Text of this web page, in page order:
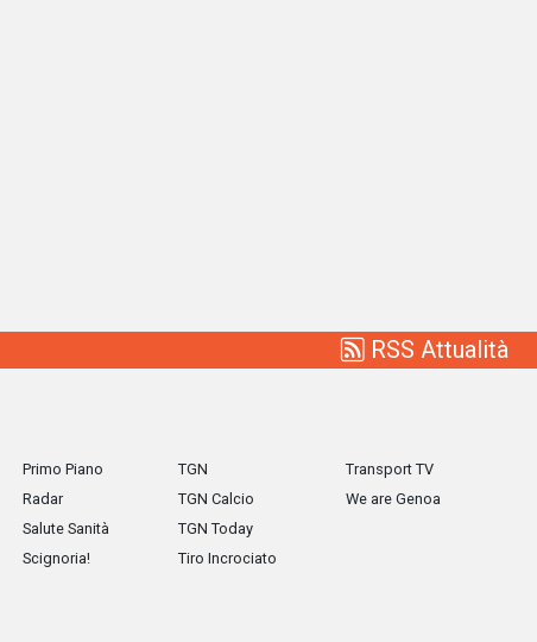
RSS Attualità
Primo Piano
Radar
Salute Sanità
Scignoria!
TGN
TGN Calcio
TGN Today
Tiro Incrociato
Transport TV
We are Genoa